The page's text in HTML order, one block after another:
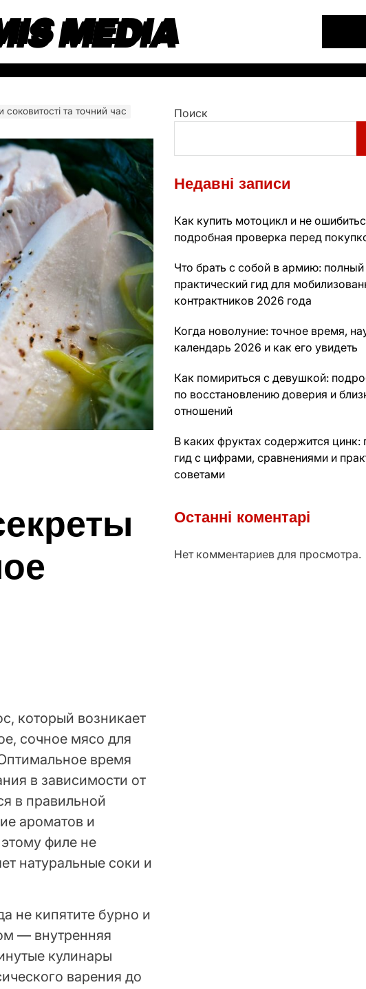
MEDIA
соковитості та точний час
который возникает
сочное мясо для
время
в зависимости от
в правильной
ароматов и
филе не
натуральные соки и
не кипятите бурно и
— внутренняя
кулинары
варения до
Поиск
Недавні записи
Как купить мотоцикл и не
подробная проверка перед
Что брать с собой в армию: полный
практический гид для
контрактников 2026 года
Когда новолуние: точное время,
календарь 2026 и как его увидеть
Как помириться с девушкой:
по восстановлению доверия и
отношений
В каких фруктах содержится
гид с цифрами, сравнениями и
советами
Останні коментарі
Нет комментариев для просмотра.